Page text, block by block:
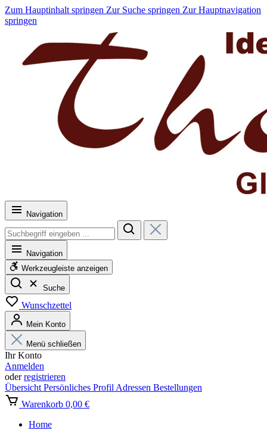
Zum Hauptinhalt springen Zur Suche springen Zur Hauptnavigation
springen
Navigation
Navigation
Werkzeugleiste anzeigen
Suche
Wunschzettel
Mein Konto
Menü schließen
Ihr Konto
Anmelden
oderregistrieren
Übersicht Persönliches Profil Adressen Bestellungen
Warenkorb 0,00 €
Home